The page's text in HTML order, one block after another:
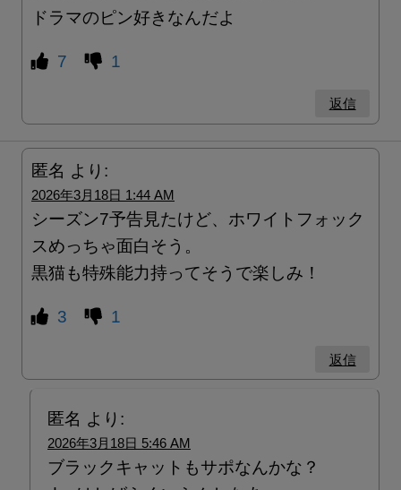
ドラマのピン好きなんだよ
7 1
返信
匿名 より:
2026年3月18日 1:44 AM
シーズン7予告見たけど、ホワイトフォック
スめっちゃ面白そう。
黒猫も特殊能力持ってそうで楽しみ！
3 1
返信
匿名 より:
2026年3月18日 5:46 AM
ブラックキャットもサポなんかな？